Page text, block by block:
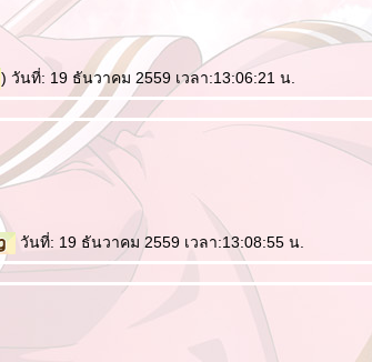
) วันที่: 19 ธันวาคม 2559 เวลา:13:06:21 น.
วันที่: 19 ธันวาคม 2559 เวลา:13:08:55 น.